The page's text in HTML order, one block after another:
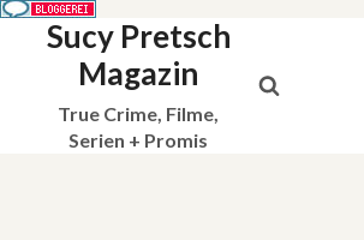
Sucy Pretsch
Magazin
True Crime, Filme,
Serien + Promis